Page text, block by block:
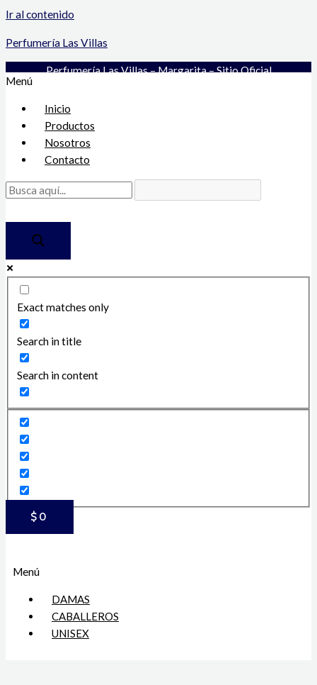
Ir al contenido
Perfumería Las Villas
Perfumería Las Villas – Margarita – Sitio Oficial
Menú
Inicio
Productos
Nosotros
Contacto
Exact matches only
Search in title
Search in content
$ 0
Menú
DAMAS
CABALLEROS
UNISEX